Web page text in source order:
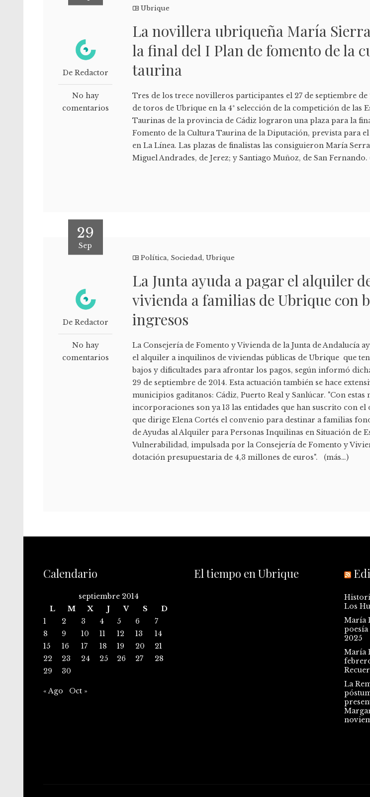
De Redactor
No hay
comentarios
Ubrique
La novillera ubriqueña María
la final del I Plan de fomento de la
taurina
Tres de los trece novilleros participantes el 27 de septiembre de
de toros de Ubrique en la 4ª selección de la competición de las
Taurinas de la provincia de Cádiz lograron una plaza para la
Fomento de la Cultura Taurina de la Diputación, prevista para el
en La Línea. Las plazas de finalistas las consiguieron María
Miguel Andrades, de Jerez; y Santiago Muñoz, de San Fernando.
29
Sep
De Redactor
No hay
comentarios
Política, Sociedad,Ubrique
La Junta ayuda a pagar el alquiler
vivienda a familias de Ubrique con
ingresos
La Consejería de Fomento y Vivienda de la Junta de Andalucía
el alquiler a inquilinos de viviendas públicas de Ubrique que
bajos y dificultades para afrontar los pagos, según informó
29 de septiembre de 2014. Esta actuación también se hace
municipios gaditanos: Cádiz, Puerto Real y Sanlúcar. "Con estas
incorporaciones son ya 13 las entidades que han suscrito con el
que dirige Elena Cortés el convenio para destinar a familias
de Ayudas al Alquiler para Personas Inquilinas en Situación de
Vulnerabilidad, impulsada por la Consejería de Fomento y
dotación presupuestaria de 4,3 millones de euros". (más…)
Calendario
septiembre 2014
L
M X J V S
D
1
2 3 4 5 6
7
8
9 10 11 12 13
14
15
16 17 18 19 20
21
22
23 24 25 26 27
28
29
30
« Ago Oct »
El tiempo en Ubrique
Los
María
poesía
2025
María
La